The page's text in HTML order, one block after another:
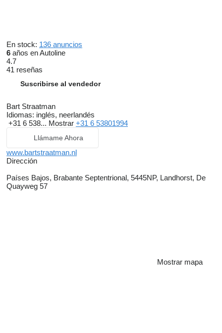
En stock: 136 anuncios
6 años en Autoline
4.7
41 reseñas
Suscribirse al vendedor
Bart Straatman
Idiomas: inglés, neerlandés
+31 6 538... Mostrar +31 6 53801994
Llámame Ahora
www.bartstraatman.nl
Dirección
Países Bajos, Brabante Septentrional, 5445NP, Landhorst, De
Quayweg 57
Mostrar mapa